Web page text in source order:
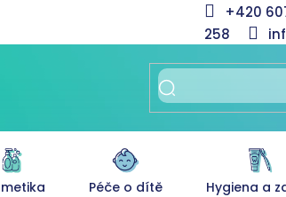
+420
258
Péče o dítě Hygiena a